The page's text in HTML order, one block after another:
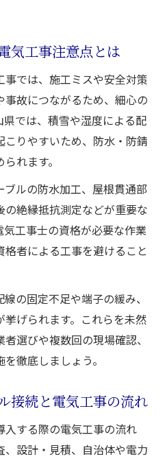
気工事注意点とは
では、施工ミスや安全対策
故につながるため、細心の
では、積雪や湿度による配
りやすいため、防水・防錆
れます。
ルの防水加工、屋根貫通部
絶縁抵抗測定などが重要な
工事士の資格が必要な作業
者による工事を避けること
の固定不足や端子の緩み、
げられます。これらを未然
選びや複数回の現場確認、
徹底しましょう。
接続と電気工事の流れ
する際の電気工事の流れ
設計・見積、自治体や電力